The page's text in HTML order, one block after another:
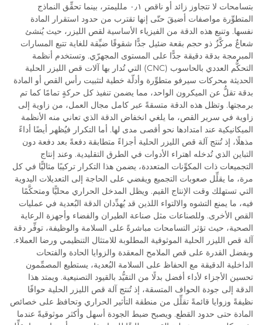
بتسامحات لا تتجاوز زائد أو ناقص ٠٫١ ملليمتر، بينما تحقِّق النماذج
المتطوِّرة مواصفات أضيقَ حتّى إنها تقترب من حدود استقرار المادة
نفسها. وتنبع هذه الدقة من الفيزياء الأساسية لقص الليزر، حيث يُنشئ
شعاعٌ مركَّزٌ ذو حجم بقعة ضئيل جدًّا شقوقًا ضيِّقة للغاية تتبع المسارات
المبرمجة بدقة دقيقة جدًّا على المستوى المجهرّي. وتستخدم أنظمة
التحكُّم العددي بالحاسوب (CNC) التي تُدار بها آلات قص الليزر الحلية
الحديثة محركات سيرفو متطوِّرة وأدلّة خطية لتثبيت رأس القص أو المادة
بدقة تقلُّ عن الميكرون الواحد، مما يضمن تنفيذ كل حركةٍ تمامًا كما تم
برمجتها. وتظل هذه الدقة متسقةً عبر كامل مجال العمل، من زاوية إلى
زاوية في سرير القص، ما يلغي انخفاض الدقة الذي تعاني منه الأنظمة
الميكانيكية عند امتدادها نحو أقصى مدى لها. أما التكرار فيُظهر أيضًا أداءً
مذهلًا، إذ تُنتج آلة قص الليزر الحلية أجزاءً متطابقة دفعةً بعد دفعة دون
التباين الذي تُدخله اهتراء الأدوات في الطرق التقليدية. وعند إنتاج
التجميعات ذات المكوِّنات المتعددة، يضمن هذا التكرار تركيبًا مثاليًّا في كل
مرة، ما يقلِّل صعوبات التجميع ويقضي على الحاجة إلى التعديلات اليدوية
التي تستهلك وقت الإنتاج القيم. ويظل المدخل الحراري محليًّا ومتحكَّمًا
فيه، ما يمنع التشوه والالتواء اللذين قد يُهدِّدان الدقة البُعدية في عمليات
القص الأخرى. وللصناعات مثل صناعة الطيران والفضاء وأجهزة الرعاية
الصحية، حيث تؤثر التسامحات مباشرةً على السلامة والوظيفة، توفِّر دقة
آلة قص الليزر الحلية الموثوقية المطلوبة للامتثال التنظيمي ورضا العملاء.
وبفضل القدرة على قص الملامح المعقدة والزوايا الحادة والفتحات
الداخلية الدقيقة مع الحفاظ على السلامة البُعدية، يستطيع المصمِّمون
تحسين الأجزاء لأداء أفضل بدلًا من التقيُّد بالقيود التصنيعية. ويمتد هذا
الدقة إلى جودة الحواف المتسقة، إذ تُنتج آلة قص الليزر الحلية حوافًا
نظيفةً وزوايا قائمةً تقلِّل من منطقة التأثير الحراري وتحافظ على خصائص
المادة حتى حدود القطع. ويصبح ضبط الجودة أسهل وأكثر موثوقيةً عندما